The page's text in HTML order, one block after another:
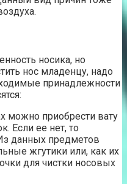
носика, но
нос младенцу, надо
принадлежности
можно приобрести вату
Если ее нет, то
данных предметов
жгутики или, как их
для чистки носовых